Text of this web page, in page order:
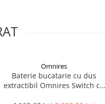
Omnires
Baterie bucatarie cu dus
extractibil Omnires Switch cu